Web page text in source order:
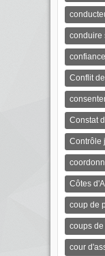
conduire
confiance
Conflit
Constat
Contrôle
Côtes
coup de
coups
cour